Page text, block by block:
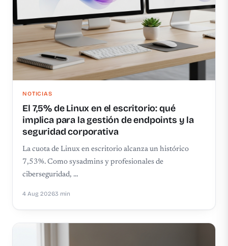
NOTICIAS
El 7,5% de Linux en el escritorio: qué
implica para la gestión de endpoints y la
seguridad corporativa
La cuota de Linux en escritorio alcanza un histórico
7,53%. Como sysadmins y profesionales de
ciberseguridad, …
4 Aug 20263 min